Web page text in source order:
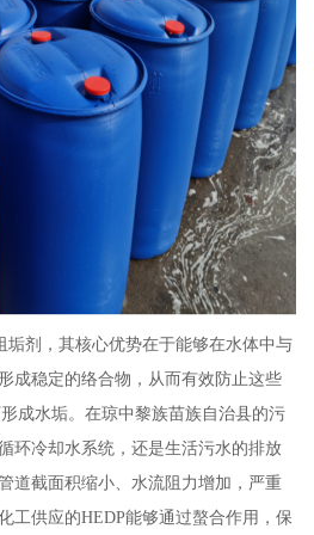
垢剂，其核心优势在于能够在水体中与
成稳定的络合物，从而有效防止这些
成水垢。在琼中黎族苗族自治县的污
环冷却水系统，还是生活污水的排放
道截面积缩小、水流阻力增加，严重
工供应的HEDP能够通过螯合作用，保